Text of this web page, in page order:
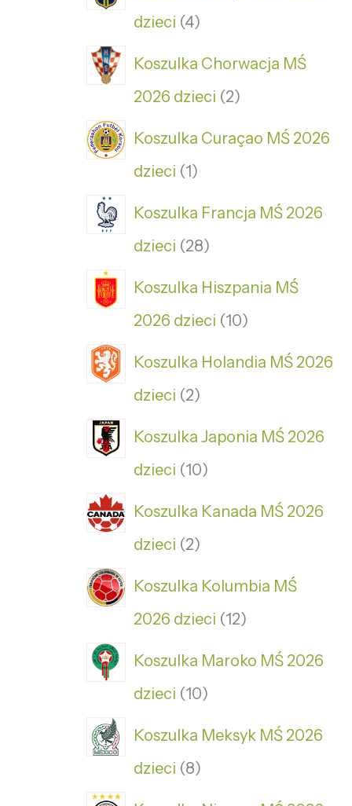
dzieci 4
Koszulka Chorwacja MŚ
2026 dzieci 2
Koszulka Curaçao MŚ 2026
dzieci 1
Koszulka Francja MŚ 2026
dzieci 28
Koszulka Hiszpania MŚ
2026 dzieci 10
Koszulka Holandia MŚ 2026
dzieci 2
Koszulka Japonia MŚ 2026
dzieci 10
Koszulka Kanada MŚ 2026
dzieci 2
Koszulka Kolumbia MŚ
2026 dzieci 12
Koszulka Maroko MŚ 2026
dzieci 10
Koszulka Meksyk MŚ 2026
dzieci 8